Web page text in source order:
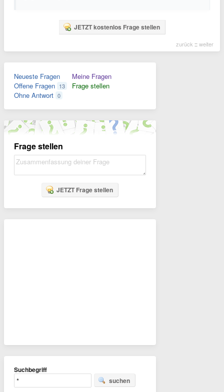
JETZT kostenlos Frage stellen
zurück :: weiter
Neueste Fragen
Offene Fragen 13
Ohne Antwort 0
Meine Fragen
Frage stellen
Frage stellen
JETZT Frage stellen
Suchbegriff
suchen